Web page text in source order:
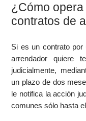
¿Cómo
contratos de
Si es un contrato
arrendador quiere
judicialmente,
un plazo de dos
le notifica la acción
comunes sólo hasta